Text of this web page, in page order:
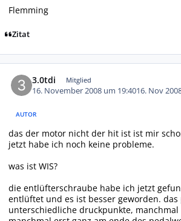
Flemming
Zitat
3.0tdi Mitglied
16. November 2008 um 19:4016. Nov
AUTOR
das der motor nicht der hit ist ist mir
jetzt habe ich noch keine probleme.
was ist WIS?
die entlüfterschraube habe ich jetzt
entlüftet und es ist besser geworden.
unterschiedliche druckpunkte,